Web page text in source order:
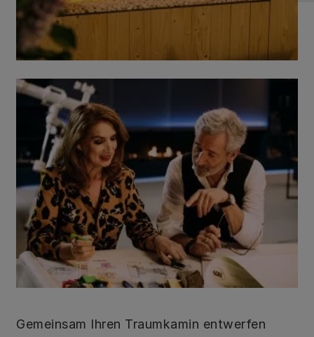
Gemeinsam Ihren Traumkamin entwerfen